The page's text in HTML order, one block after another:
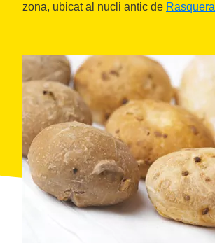
zona, ubicat al nucli antic de Rasquera